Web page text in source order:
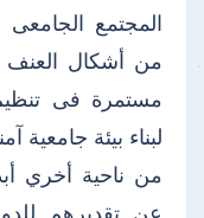
المجتمع
من أشكال العنف
مستمرة فى
لبناء بيئة جامعية
من ناحية أخري